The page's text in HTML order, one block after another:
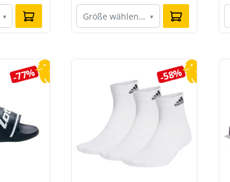
▾ Größe wählen… ▾
-77% -58%